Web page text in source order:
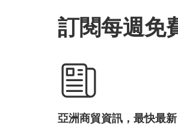
訂閱每週免
亞洲商貿資訊，最快最新